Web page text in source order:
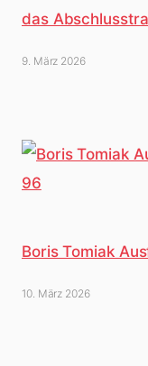
das
9. März 2026
Boris Tomiak
10. März 2026